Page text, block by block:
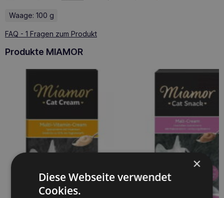
Waage: 100 g
FAQ - 1 Fragen zum Produkt
Produkte MIAMOR
×
Diese Webseite verwendet
Cookies.